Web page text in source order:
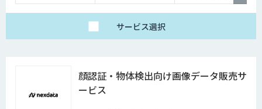
サービス選択
顔認証・物体検出向け画像データ販売サ
ービス